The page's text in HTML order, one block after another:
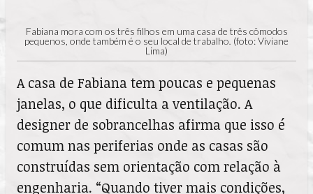
Fabiana mora com os três filhos em uma casa de três cômodos
pequenos, onde também é o seu local de trabalho. (foto: Viviane
Lima)
A casa de Fabiana tem poucas e pequenas
janelas, o que dificulta a ventilação. A
designer de sobrancelhas afirma que isso é
comum nas periferias onde as casas são
construídas sem orientação com relação à
engenharia. “Quando tiver mais condições,